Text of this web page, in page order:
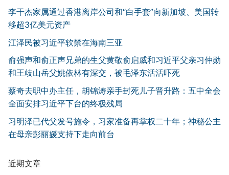
李干杰家属通过香港离岸公司和“白手套”向新加坡、美国转
移超3亿美元资产
江泽民被习近平软禁在海南三亚
俞强声和俞正声兄弟的生父黄敬俞启威和习近平父亲习仲勋
和王歧山岳父姚依林有深交，被毛泽东活活吓死
蔡奇去职中办主任，胡锦涛亲手封死儿子晋升路：五中全会
全面安排习近平下台的终极残局
习明泽已代父发号施令，习家准备再掌权二十年；神秘公主
在母亲彭丽媛支持下走向前台
近期文章